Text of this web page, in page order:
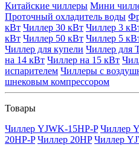
Китайские чиллеры Мини
Проточный охладитель воды
кВт Чиллер 30 кВт Чиллер 3
кВт Чиллер 50 кВт Чиллер 5
Чиллер для купели Чиллер для
на 14 кВт Чиллер на 15 кВт
испарителем Чиллеры с
шнековым компрессором
Товары
Чиллер YJWK-15HP-P Чиллер
20HP-P Чиллер 20HP Чиллер